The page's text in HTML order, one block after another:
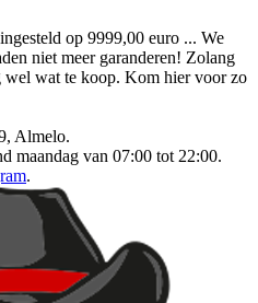
op 9999,00 euro ... We
niet meer garanderen! Zolang
wel wat te koop. Kom hier voor zo
Almelo.
maandag van 07:00 tot 22:00.
.